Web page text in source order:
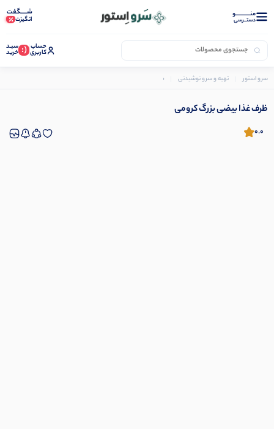
منــــــــــــو
دستــرسی
شـــــگفت
انگیزت
حساب
کاربری (: سبـد
خرید
سرو استور تهیه و سرو نوشیدنی ظرف غذا ملزومات
ظرف غذا بیضی بزرگ کرومی
0.0